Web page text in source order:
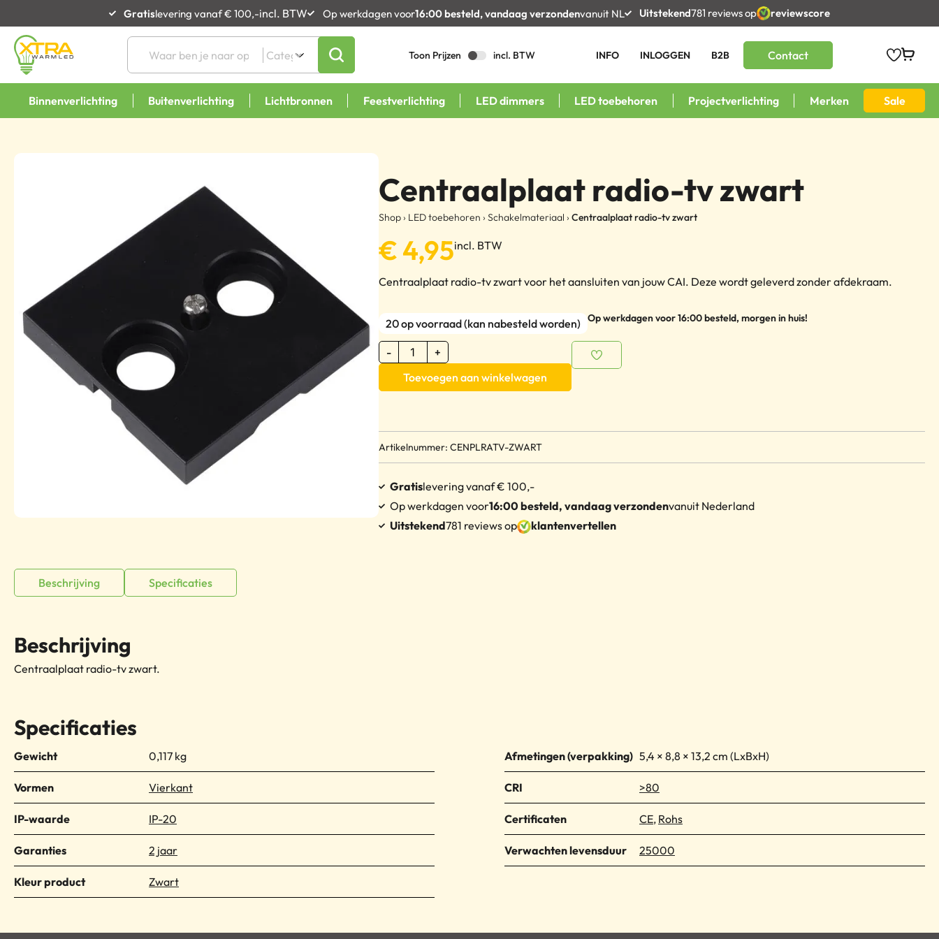
Gratislevering vanaf € 100,-incl. BTW Op werkdagen voor16:00 besteld, vandaag verzondenvanuit NL Uitstekend781 reviews op reviewscore
Toon Prijzen incl. BTW INFO INLOGGEN B2B Contact
Binnenverlichting Buitenverlichting Lichtbronnen Feestverlichting LED dimmers LED toebehoren Projectverlichting Merken Sale
Centraalplaat radio-tv zwart
Shop› LED toebehoren › Schakelmateriaal › Centraalplaat radio-tv zwart
€4,95incl. BTW
Centraalplaat radio-tv zwart voor het aansluiten van jouw CAI. Deze wordt geleverd zonder afdekraam.
20 op voorraad (kan nabesteld worden) Op werkdagen voor 16:00 besteld, morgen in huis!
-
+
Toevoegen aan winkelwagen
Artikelnummer: CENPLRATV-ZWART
Gratislevering vanaf € 100,-
Op werkdagen voor16:00 besteld, vandaag verzondenvanuit Nederland
Uitstekend781 reviews op klantenvertellen
Beschrijving Specificaties
Beschrijving
Centraalplaat radio-tv zwart.
Specificaties
Gewicht 0,117 kg Afmetingen 5,4 × 8,8 × 13,2 cm
Vormen Vierkant CRI >80
IP-waarde IP-20 Certificaten CE, Rohs
Garanties 2 jaar Verwachten levensduur 25000
Kleur product Zwart